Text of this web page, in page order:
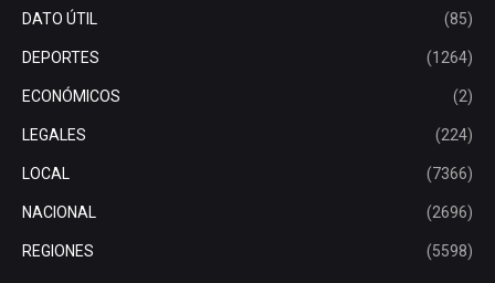
DATO ÚTIL (85)
DEPORTES (1264)
ECONÓMICOS (2)
LEGALES (224)
LOCAL (7366)
NACIONAL (2696)
REGIONES (5598)